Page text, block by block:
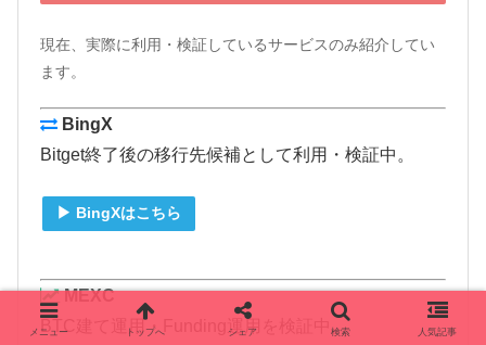
現在、実際に利用・検証しているサービスのみ紹介してい
ます。
BingX
Bitget終了後の移行先候補として利用・検証中。
▶ BingXはこちら
MEXC
BTC建て運用・Funding運用を検証中。
メニュー トップへ シェア 検索 人気記事